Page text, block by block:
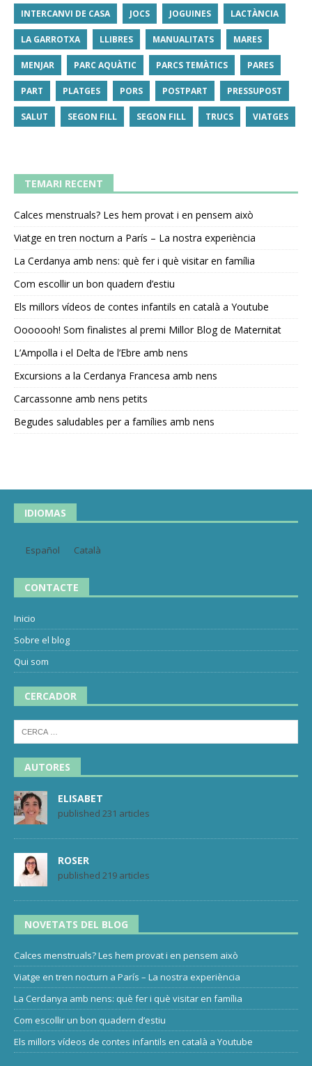
INTERCANVI DE CASA JOCS JOGUINES LACTÀNCIA
LA GARROTXA LLIBRES MANUALITATS MARES
MENJAR PARC AQUÀTIC PARCS TEMÀTICS PARES
PART PLATGES PORS POSTPART PRESSUPOST
SALUT SEGON FILL SEGON FILL TRUCS VIATGES
TEMARI RECENT
Calces menstruals? Les hem provat i en pensem això
Viatge en tren nocturn a París – La nostra experiència
La Cerdanya amb nens: què fer i què visitar en família
Com escollir un bon quadern d’estiu
Els millors vídeos de contes infantils en català a Youtube
Ooooooh! Som finalistes al premi Millor Blog de Maternitat
L’Ampolla i el Delta de l’Ebre amb nens
Excursions a la Cerdanya Francesa amb nens
Carcassonne amb nens petits
Begudes saludables per a famílies amb nens
IDIOMAS
Español Català
CONTACTE
Inicio
Sobre el blog
Qui som
CERCADOR
AUTORES
ELISABET
published 231 articles
ROSER
published 219 articles
NOVETATS DEL BLOG
Calces menstruals? Les hem provat i en pensem això
Viatge en tren nocturn a París – La nostra experiència
La Cerdanya amb nens: què fer i què visitar en família
Com escollir un bon quadern d’estiu
Els millors vídeos de contes infantils en català a Youtube